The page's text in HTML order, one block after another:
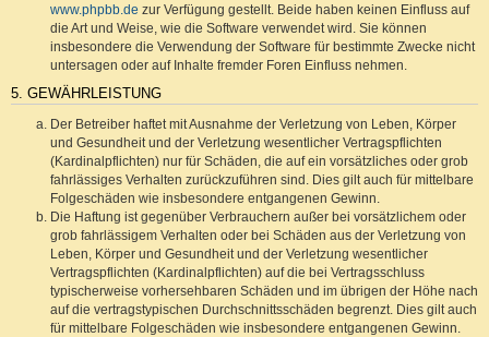
www.phpbb.de zur Verfügung gestellt. Beide haben keinen Einfluss auf
die Art und Weise, wie die Software verwendet wird. Sie können
insbesondere die Verwendung der Software für bestimmte Zwecke nicht
untersagen oder auf Inhalte fremder Foren Einfluss nehmen.
5. GEWÄHRLEISTUNG
Der Betreiber haftet mit Ausnahme der Verletzung von Leben, Körper
und Gesundheit und der Verletzung wesentlicher Vertragspflichten
(Kardinalpflichten) nur für Schäden, die auf ein vorsätzliches oder grob
fahrlässiges Verhalten zurückzuführen sind. Dies gilt auch für mittelbare
Folgeschäden wie insbesondere entgangenen Gewinn.
Die Haftung ist gegenüber Verbrauchern außer bei vorsätzlichem oder
grob fahrlässigem Verhalten oder bei Schäden aus der Verletzung von
Leben, Körper und Gesundheit und der Verletzung wesentlicher
Vertragspflichten (Kardinalpflichten) auf die bei Vertragsschluss
typischerweise vorhersehbaren Schäden und im übrigen der Höhe nach
auf die vertragstypischen Durchschnittsschäden begrenzt. Dies gilt auch
für mittelbare Folgeschäden wie insbesondere entgangenen Gewinn.